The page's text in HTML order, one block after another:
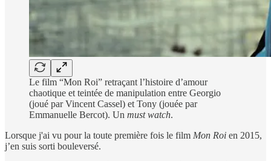
Le film “Mon Roi” retraçant l’histoire d’amour
chaotique et teintée de manipulation entre Georgio
(joué par Vincent Cassel) et Tony (jouée par
Emmanuelle Bercot). Un must watch.
Lorsque j'ai vu pour la toute première fois le film Mon Roi en 2015,
j’en suis sorti bouleversé.